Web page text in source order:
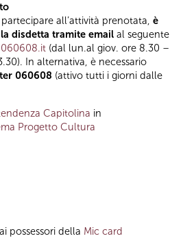
all’attività prenotata, è
disdetta tramite email al seguente
(dal lun.al giov. ore 8.30 –
In alternativa, è necessario
060608 (attivo tutti i giorni dalle
Capitolina in
Progetto Cultura
possessori della Mic card